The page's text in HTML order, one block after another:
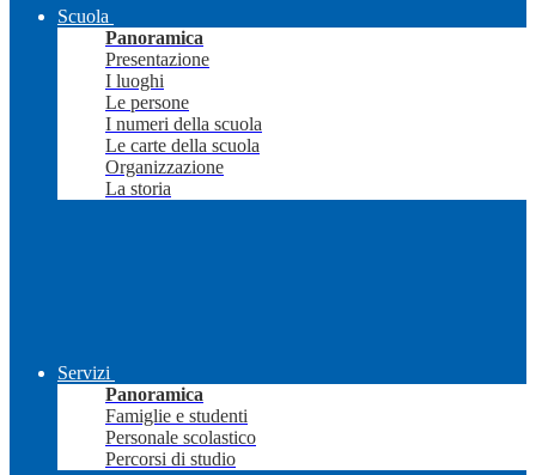
Scuola
Panoramica
Presentazione
I luoghi
Le persone
I numeri della scuola
Le carte della scuola
Organizzazione
La storia
Servizi
Panoramica
Famiglie e studenti
Personale scolastico
Percorsi di studio